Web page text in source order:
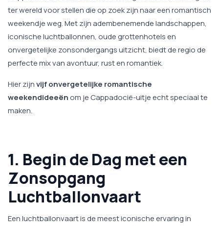
ter wereld voor stellen die op zoek zijn naar een romantisch
weekendje weg. Met zijn adembenemende landschappen,
iconische luchtballonnen, oude grottenhotels en
onvergetelijke zonsondergangs uitzicht, biedt de regio de
perfecte mix van avontuur, rust en romantiek.
Hier zijnvijf onvergetelijke romantische
weekendideeënom je Cappadocië-uitje echt speciaal te
maken.
1. Begin de Dag met een
Zonsopgang
Luchtballonvaart
Een luchtballonvaart is de meest iconische ervaring in